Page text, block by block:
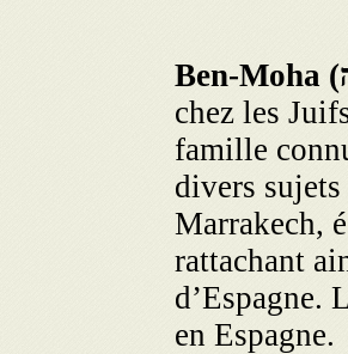
Ben-Moha (
chez les
famille
divers
Marrakech,
rattachant
d’Espagne.
en Espagne.